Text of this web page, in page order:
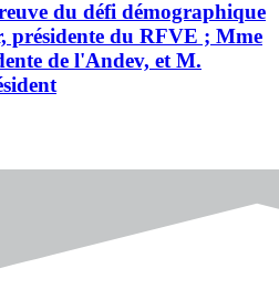
du défi démographique
présidente du RFVE ; Mme
de l'Andev, et M.